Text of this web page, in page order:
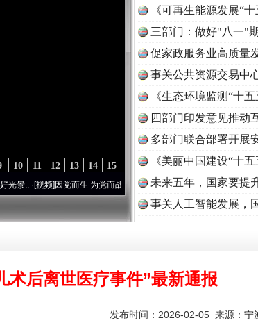
15
14
13
12
11
10
频]因党而生 为党而战——百年“纪”事⑧加强纪律..·[视频]牢记初心使
《可再生能源发展“
三部门：做好"八一"
促家政服务业高质量
事关公共资源交易中
《生态环境监测“十
读
四部门印发意见推动
多部门联合部署开展
《美丽中国建设“十
未来五年，国家要提
事关人工智能发展，
术后离世医疗事件”最新通报
发布时间：2026-02-05 来源： 宁